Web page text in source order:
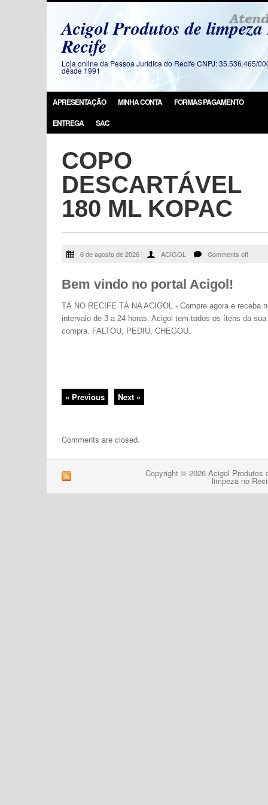
Acigol Produtos de
Recife
Loja online da Pessoa Juridica do Recife CNPJ: 35.536.465/
dêsde 1991
APRESENTAÇÃO MINHA CONTA
FORMAS PAGAMENTO
ENTREGA
SAC
COPO
DESCARTÁVEL
180 ML KOPAC
6 de agosto de 2026 ACIGOL Comments off
Bem vindo no portal Acigol!
TÁ NO RECIFE TÁ NA ACIGOL - Compre agora e receba
intervalo de 3 a 24 horas. Acigol tem todos os ítens da sua
compra. FALTOU, PEDIU, CHEGOU.
« Previous Next »
Comments are closed.
Copyright © 2026 Acigol Produtos
limpeza no